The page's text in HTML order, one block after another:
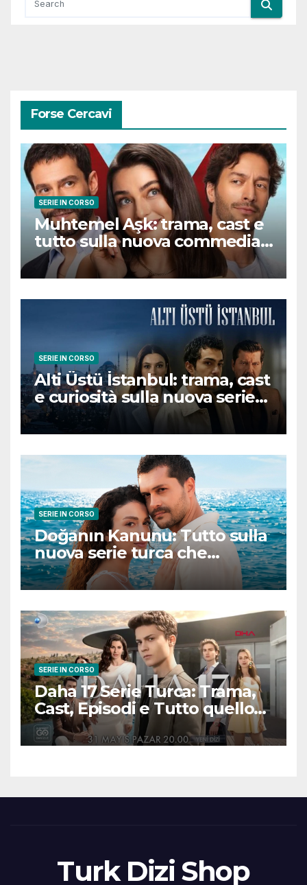
Forse Cercavi
SERIE IN CORSO
Muhtemel Aşk: trama, cast e
tutto sulla nuova commedia
romantica turca che
conquisterà il pubblico
SERIE IN CORSO
Alti Üstü İstanbul: trama, cast
e curiosità sulla nuova serie
turca ambientata a Ziyanker
SERIE IN CORSO
Doğanın Kanunu: Tutto sulla
nuova serie turca che
promette emozioni e colpi di
scena
SERIE IN CORSO
Daha 17 Serie Turca: Trama,
Cast, Episodi e Tutto quello
che Devi Sapere
Turk Dizi Shop